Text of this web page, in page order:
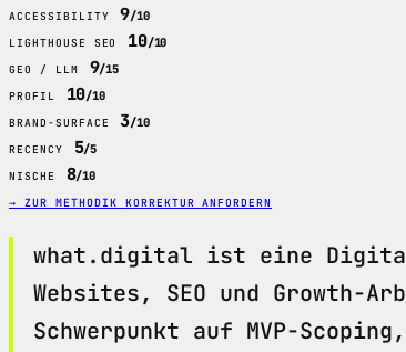
ACCESSIBILITY 9/10
LIGHTHOUSE SEO 10/10
GEO / LLM 9/15
PROFIL 10/10
BRAND-SURFACE 3/10
RECENCY 5/5
NISCHE 8/10
→ ZUR METHODIK KORREKTUR ANFORDERN
what.digital ist eine
Websites, SEO und
Schwerpunkt auf MVP-